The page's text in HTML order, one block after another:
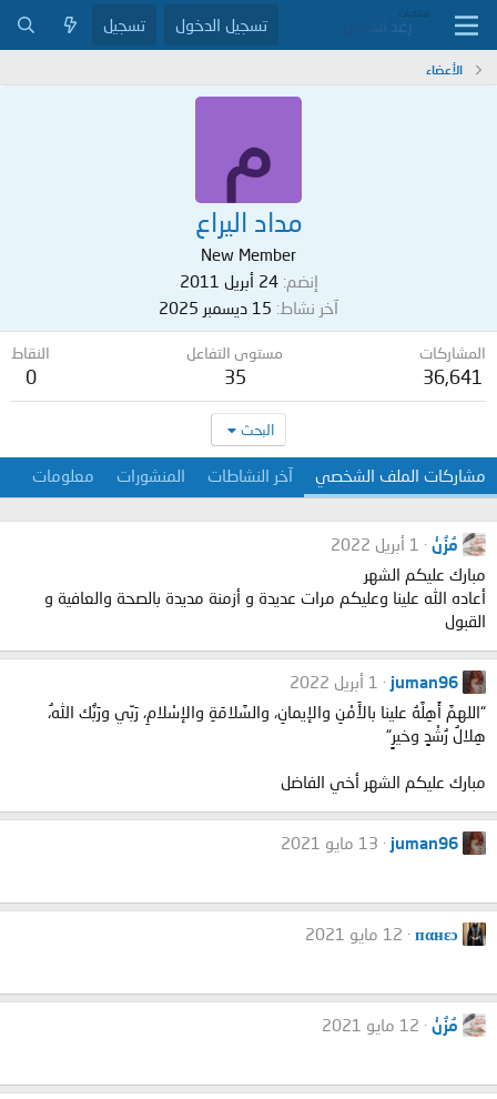
تسجيل الدخول تسجيل
الأعضاء
م
مداد اليراع
New Member
إنضم 24 أبريل 2011
آخر نشاط 15 ديسمبر 2025
المشاركات
36,641
مستوى التفاعل
35
النقاط
0
البحث
مشاركات الملف الشخصي آخر النشاطات المنشورات معلومات
مُزُنْ
1 أبريل 2022
مبارك عليكم الشهر
أعاده الله علينا وعليكم مرات عديدة و أزمنة مديدة بالصحة والعافية و
القبول
juman96
1 أبريل 2022
“اللهمَّ أَهِلَّهُ علينا بالأَمْنِ والإيمانِ، والسَّلامَةِ والإسْلامِ، رَبِّي ورَبُّك اللهُ،
هِلالُ رُشْدٍ وخيرٍ“
مبارك عليكم الشهر أخي الفاضل
juman96 13 مايو 2021
пαнεɔ 12 مايو 2021
مُزُنْ 12 مايو 2021